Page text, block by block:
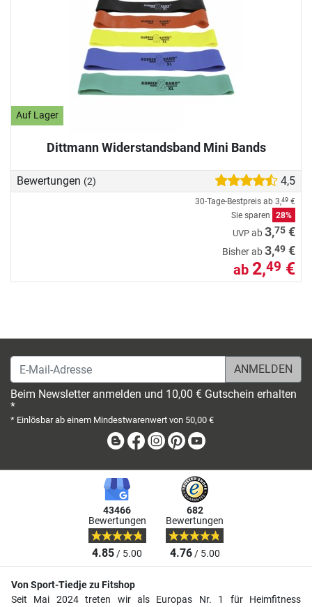
Auf Lager
Dittmann Widerstandsband Mini Bands
Bewertungen (2) 4,5
30-Tage-Bestpreis ab 3,49 €
Sie sparen
28%
UVP ab3,75 €
Bisher ab3,49 €
ab 2,49 €
E-Mail-Adresse
Beim Newsletter anmelden und 10,00 € Gutschein erhalten
*
* Einlösbar ab einem Mindestwarenwert von 50,00 €
BlogFacebook
Instagram
Pinterest
43466
Bewertungen
4.85/ 5.00
682
Bewertungen
4.76/ 5.00
Von Sport-Tiedje zu Fitshop
Seit Mai 2024 treten wir als Europas Nr. 1 für Heimfitness